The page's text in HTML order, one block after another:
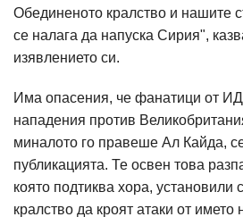
Обединеното кралство и нашите
се налага да напуска Сирия",
изявлението си.
Има опасения, че фанатици от
нападения против
миналото го правеше Ал Кайда,
публикацията. Те освен това
която подтиква хора, установили
кралство да кроят атаки от